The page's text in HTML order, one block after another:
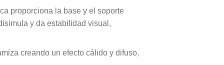
proporciona la base y el soporte
y da estabilidad visual,
creando un efecto cálido y difuso,